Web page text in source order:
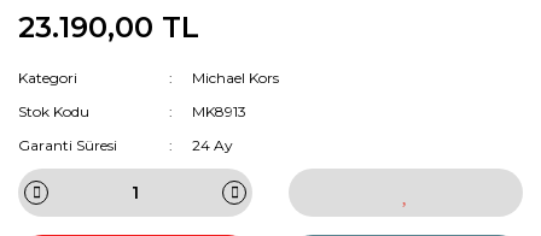
23.190,00 TL
Kategori
Michael Kors
Stok Kodu
MK8913
Garanti Süresi
24 Ay